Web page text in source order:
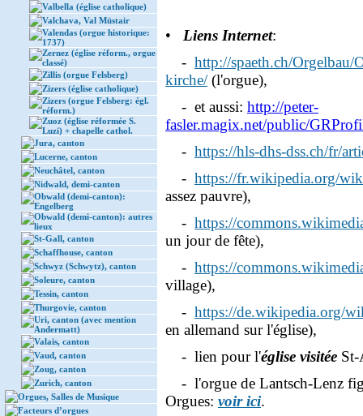
Valbella (église catholique)
Valchava, Val Müstair
Valendas (orgue historique:
1737)
Zernez (église réform., orgue
classé)
Zillis (orgue Felsberg)
Zizers (église catholique)
Zizers (orgue Felsberg: égl.
réform.)
Zuoz (église réformée S.
Luzi) + chapelle cathol.
Jura, canton
Lucerne, canton
Neuchâtel, canton
Nidwald, demi-canton
Obwald (demi-canton):
Engelberg
Obwald (demi-canton): autres
lieux
St-Gall, canton
Schaffhouse, canton
Schwyz (Schwytz), canton
Soleure, canton
Tessin, canton
Thurgovie, canton
Uri, canton (avec mention
Andermatt)
Valais, canton
Vaud, canton
Zoug, canton
Zurich, canton
Orgues, Salles de Musique
Facteurs d’orgues
• Liens Internet:
- http://spaeth.ch/Orgelbau/
kirche/(l'orgue),
- et aussi: http://peter-
fasler.magix.net/public/
- https://hls-dhs-dss.ch/fr/
- https://fr.wikipedia.org/
assez pauvre),
- https://
un jour de fête),
- https://
village),
- https://de.wikipedia.org/
en allemand sur l'église),
- lien pour l'église visitée
- l'orgue de Lantsch-Lenz
Orgues: voir ici.